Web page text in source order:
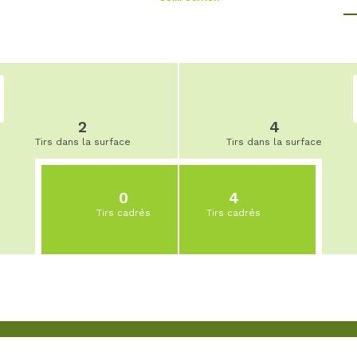
2
Tirs dans la surface
0
Tirs cadrés
4
Tirs dans la surface
4
Tirs cadrés